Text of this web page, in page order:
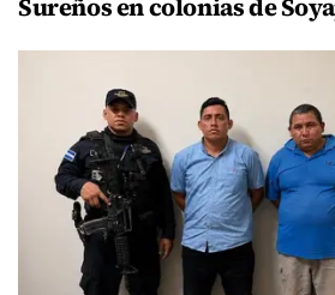
Sureños en colonias de